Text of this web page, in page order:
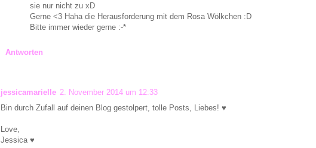
sie nur nicht zu xD
Gerne <3 Haha die Herausforderung mit dem Rosa Wölkchen :D
Bitte immer wieder gerne :-*
Antworten
jessicamarielle 2. November 2014 um 12:33
Bin durch Zufall auf deinen Blog gestolpert, tolle Posts, Liebes! ♥
Love,
Jessica ♥